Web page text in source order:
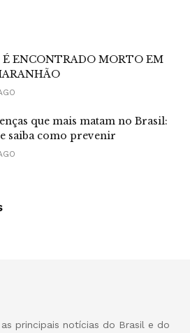
ENCONTRADO MORTO EM
que mais matam no Brasil:
saiba como prevenir
principais notícias do Brasil e do